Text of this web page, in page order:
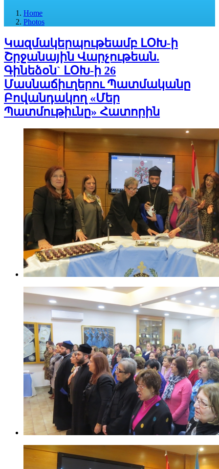
Home
Photos
Կազմակերպութեամբ ԼՕԽ-ի
Շրջանային Վարչութեան.
Գինեձօն` ԼՕԽ-ի 26
Մասնաճիւղերու Պատմականը
Բովանդակող «Մեր
Պատմութիւնը» Հատորին